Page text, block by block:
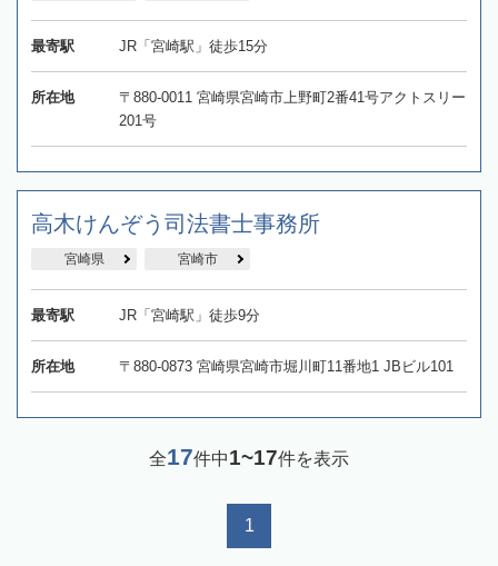
最寄駅 JR「宮崎駅」徒歩15分
所在地
〒880-0011 宮崎県宮崎市上野町2番41号アクトスリー
201号
高木けんぞう司法書士事務所
宮崎県 宮崎市
最寄駅 JR「宮崎駅」徒歩9分
所在地 〒880-0873 宮崎県宮崎市堀川町11番地1 JBビル101
全17件中1~17件を表示
1